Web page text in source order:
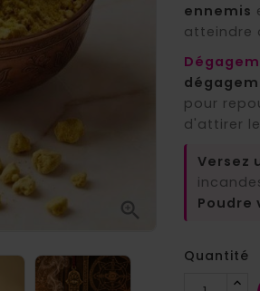

ennemis
atteindre
pour
d'attirer
Versez
Poudre
Quantité